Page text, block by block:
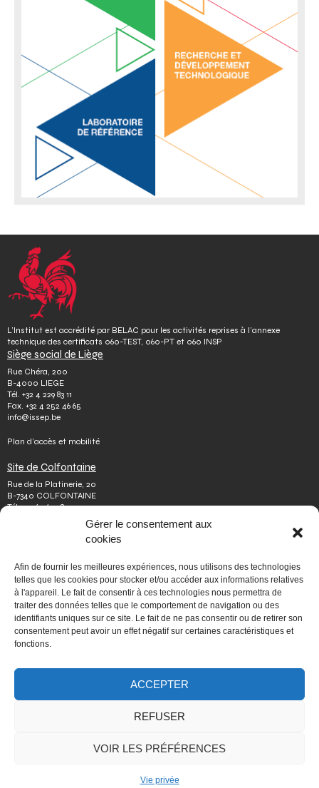
Gérer le consentement aux
cookies
Afin de fournir les meilleures expériences, nous utilisons des technologies
telles que les cookies pour stocker et/ou accéder aux informations relatives
à l'appareil. Le fait de consentir à ces technologies nous permettra de
traiter des données telles que le comportement de navigation ou des
identifiants uniques sur ce site. Le fait de ne pas consentir ou de retirer son
consentement peut avoir un effet négatif sur certaines caractéristiques et
fonctions.
ACCEPTER
REFUSER
VOIR LES PRÉFÉRENCES
Vie privée
L’Institut est accrédité par BELAC pour les activités reprises à l’annexe
technique des certificats 060-TEST, 060-PT et 060 INSP
Siège social de Liège
Rue Chéra, 200
B-4000 LIEGE
Tél. +32 4 229 83 11
Fax. +32 4 252 46 65
info@issep.be
Plan d’accès et mobilité
Site de Colfontaine
Rue de la Platinerie, 20
B-7340 COLFONTAINE
Tél.+32 65 610 813
colfontaine@issep.be
Qui sommes-nous
Travailler chez nous
Effectuer un stage
Poser une question
Autres
Vie privée
Mentions légales
Accessibilité
Fédération Wallonie-Bruxelles